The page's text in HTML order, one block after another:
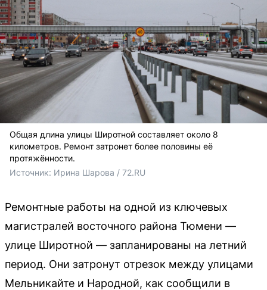
Общая длина улицы Широтной составляет около 8
километров. Ремонт затронет более половины её
протяжённости.
Источник: Ирина Шарова / 72.RU
Ремонтные работы на одной из ключевых
магистралей восточного района Тюмени —
улице Широтной — запланированы на летний
период. Они затронут отрезок между улицами
Мельникайте и Народной, как сообщили в